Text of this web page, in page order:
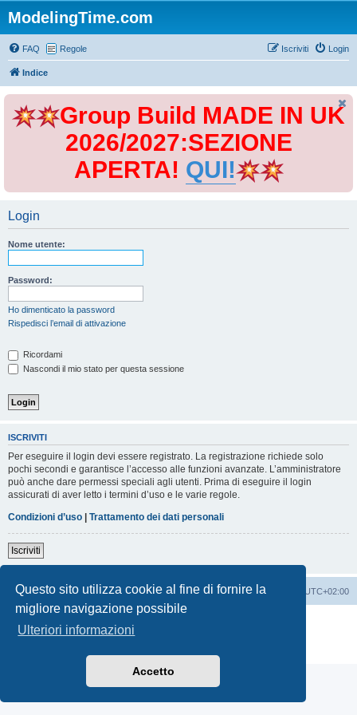
Questo sito utilizza cookie al fine di fornire la
migliore navigazione possibile
Ulteriori informazioni
Accetto
ModelingTime.com
FAQ Regole Login
Iscriviti
Indice
Group Build MADE IN UK
2026/2027:SEZIONE
APERTA! QUI!
Login
Nome utente:
Password:
Ho dimenticato la password
Rispedisci l’email di attivazione
Ricordami
Nascondi il mio stato per questa sessione
ISCRIVITI
Per eseguire il login devi essere registrato. La registrazione richiede solo
pochi secondi e garantisce l’accesso alle funzioni avanzate. L’amministratore
può anche dare permessi speciali agli utenti. Prima di eseguire il login
assicurati di aver letto i termini d’uso e le varie regole.
Condizioni d’uso | Trattamento dei dati personali
Iscriviti
Indice Tutti gli orari sono UTC+02:00
Cancella cookie
Contattaci
Traduzione Italiana